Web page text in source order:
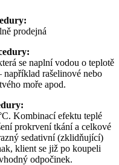
prodejná
se naplní vodou o teplotě
například rašelinové nebo
moře apod.
Kombinací efektu teplé
prokrvení tkání a celkové
sedativní (zklidňující)
klient se již po koupeli
odpočinek.